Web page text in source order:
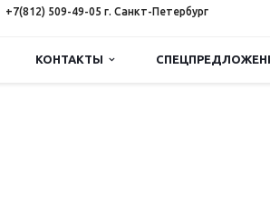
+7(812) 509-49-05 г. Санкт-Петербург
КОНТАКТЫ